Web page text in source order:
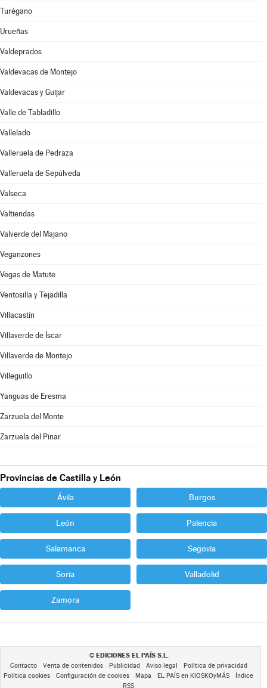
Turégano
Urueñas
Valdeprados
Valdevacas de Montejo
Valdevacas y Guijar
Valle de Tabladillo
Vallelado
Valleruela de Pedraza
Valleruela de Sepúlveda
Valseca
Valtiendas
Valverde del Majano
Veganzones
Vegas de Matute
Ventosilla y Tejadilla
Villacastín
Villaverde de Íscar
Villaverde de Montejo
Villeguillo
Yanguas de Eresma
Zarzuela del Monte
Zarzuela del Pinar
Provincias de Castilla y León
Ávila Burgos
León Palencia
Salamanca Segovia
Soria Valladolid
Zamora
© EDICIONES EL PAÍS S.L.
Contacto Venta de contenidos Publicidad Aviso legal
Política de privacidad
Política cookies
Configuración de cookies Mapa EL PAÍS en KIOSKOyMÁS
Índice
RSS